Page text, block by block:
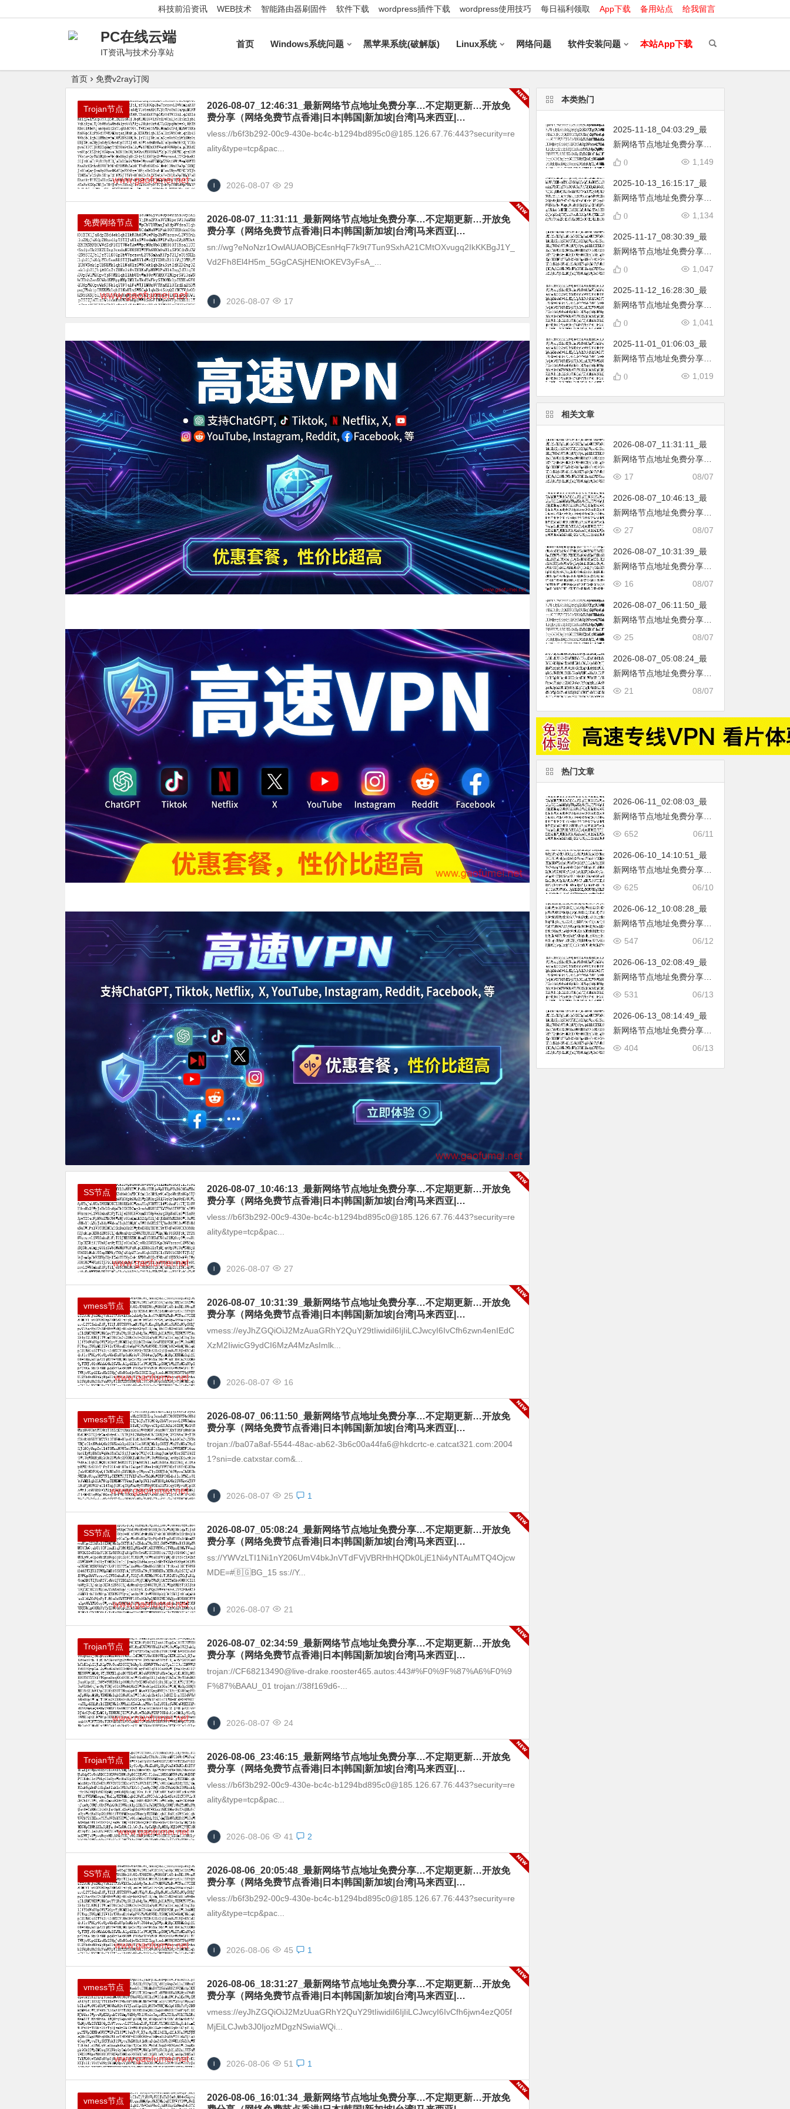
科技前沿资讯 WEB技术 智能路由器刷固件 软件下载 wordpress插件下载 wordpress使用技巧 每日福利领取 App下载 备用站点 给我留言
PC在线云端
IT资讯与技术分享站
首页 Windows系统问题 黑苹果系统(破解版) Linux系统 网络问题 软件安装问题 本站App下载
首页 免费v2ray订阅
Trojan节点
2026-08-07_12:46:31_最新网络节点地址免费分享…不定期更新…开放免
费分享（网络免费节点香港|日本|韩国|新加坡|台湾|马来西亚|…
vless://b6f3b292-00c9-430e-bc4c-b1294bd895c0@185.126.67.76:443?security=re
ality&type=tcp&pac...
2026-08-07 29
免费网络节点
2026-08-07_11:31:11_最新网络节点地址免费分享…不定期更新…开放免
费分享（网络免费节点香港|日本|韩国|新加坡|台湾|马来西亚|…
sn://wg?eNoNzr1OwlAUAOBjCEsnHqF7k9t7Tun9SxhA21CMtOXvugq2IkKKBgJ1Y_
Vd2Fh8El4H5m_5GgCASjHENtOKEV3yFsA_...
2026-08-07 17
SS节点
2026-08-07_10:46:13_最新网络节点地址免费分享…不定期更新…开放免
费分享（网络免费节点香港|日本|韩国|新加坡|台湾|马来西亚|…
vless://b6f3b292-00c9-430e-bc4c-b1294bd895c0@185.126.67.76:443?security=re
ality&type=tcp&pac...
2026-08-07 27
vmess节点
2026-08-07_10:31:39_最新网络节点地址免费分享…不定期更新…开放免
费分享（网络免费节点香港|日本|韩国|新加坡|台湾|马来西亚|…
vmess://eyJhZGQiOiJ2MzAuaGRhY2QuY29tIiwidiI6IjIiLCJwcyI6IvCfh6zwn4enIEdC
XzM2IiwicG9ydCI6MzA4MzAsImlk...
2026-08-07 16
vmess节点
2026-08-07_06:11:50_最新网络节点地址免费分享…不定期更新…开放免
费分享（网络免费节点香港|日本|韩国|新加坡|台湾|马来西亚|…
trojan://ba07a8af-5544-48ac-ab62-3b6c00a44fa6@hkdcrtc-e.catcat321.com:2004
1?sni=de.catxstar.com&...
2026-08-07 25 1
SS节点
2026-08-07_05:08:24_最新网络节点地址免费分享…不定期更新…开放免
费分享（网络免费节点香港|日本|韩国|新加坡|台湾|马来西亚|…
ss://YWVzLTI1Ni1nY206UmV4bkJnVTdFVjVBRHhHQDk0LjE1Ni4yNTAuMTQ4Ojcw
MDE=#🇧🇬BG_15 ss://Y...
2026-08-07 21
Trojan节点
2026-08-07_02:34:59_最新网络节点地址免费分享…不定期更新…开放免
费分享（网络免费节点香港|日本|韩国|新加坡|台湾|马来西亚|…
trojan://CF68213490@live-drake.rooster465.autos:443#%F0%9F%87%A6%F0%9
F%87%BAAU_01 trojan://38f169d6-...
2026-08-07 24
Trojan节点
2026-08-06_23:46:15_最新网络节点地址免费分享…不定期更新…开放免
费分享（网络免费节点香港|日本|韩国|新加坡|台湾|马来西亚|…
vless://b6f3b292-00c9-430e-bc4c-b1294bd895c0@185.126.67.76:443?security=re
ality&type=tcp&pac...
2026-08-06 41 2
SS节点
2026-08-06_20:05:48_最新网络节点地址免费分享…不定期更新…开放免
费分享（网络免费节点香港|日本|韩国|新加坡|台湾|马来西亚|…
vless://b6f3b292-00c9-430e-bc4c-b1294bd895c0@185.126.67.76:443?security=re
ality&type=tcp&pac...
2026-08-06 45 1
vmess节点
2026-08-06_18:31:27_最新网络节点地址免费分享…不定期更新…开放免
费分享（网络免费节点香港|日本|韩国|新加坡|台湾|马来西亚|…
vmess://eyJhZGQiOiJ2MzUuaGRhY2QuY29tIiwidiI6IjIiLCJwcyI6IvCfh6jwn4ezQ05f
MjEiLCJwb3J0IjozMDgzNSwiaWQi...
2026-08-06 51 1
vmess节点
2026-08-06_16:01:34_最新网络节点地址免费分享…不定期更新…开放免
本类热门
2025-11-18_04:03:29_最
新网络节点地址免费分享…
不定期更新…开放免费分享
韩国|新加坡|台湾|马来西亚|
…
1,149
0
2025-10-13_16:15:17_最
新网络节点地址免费分享…
不定期更新…开放免费分享
韩国|新加坡|台湾|马来西亚|
…
1,134
0
2025-11-17_08:30:39_最
新网络节点地址免费分享…
不定期更新…开放免费分享
韩国|新加坡|台湾|马来西亚|
…
1,047
0
2025-11-12_16:28:30_最
新网络节点地址免费分享…
不定期更新…开放免费分享
韩国|新加坡|台湾|马来西亚|
…
1,041
0
2025-11-01_01:06:03_最
新网络节点地址免费分享…
不定期更新…开放免费分享
韩国|新加坡|台湾|马来西亚|
1,019
0
相关文章
2026-08-07_11:31:11_最
新网络节点地址免费分享…
不定期更新…开放免费分享
韩国|新加坡|台湾|马来西亚|
…
08/07
17
2026-08-07_10:46:13_最
新网络节点地址免费分享…
不定期更新…开放免费分享
韩国|新加坡|台湾|马来西亚|
…
08/07
27
2026-08-07_10:31:39_最
新网络节点地址免费分享…
不定期更新…开放免费分享
韩国|新加坡|台湾|马来西亚|
…
08/07
16
2026-08-07_06:11:50_最
新网络节点地址免费分享…
不定期更新…开放免费分享
韩国|新加坡|台湾|马来西亚|
…
08/07
25
2026-08-07_05:08:24_最
新网络节点地址免费分享…
不定期更新…开放免费分享
韩国|新加坡|台湾|马来西亚|
…
08/07
21
热门文章
2026-06-11_02:08:03_最
新网络节点地址免费分享…
不定期更新…开放免费分享
韩国|新加坡|台湾|马来西亚|
…
06/11
652
2026-06-10_14:10:51_最
新网络节点地址免费分享…
不定期更新…开放免费分享
韩国|新加坡|台湾|马来西亚|
…
06/10
625
2026-06-12_10:08:28_最
新网络节点地址免费分享…
不定期更新…开放免费分享
韩国|新加坡|台湾|马来西亚|
…
06/12
547
2026-06-13_02:08:49_最
新网络节点地址免费分享…
不定期更新…开放免费分享
韩国|新加坡|台湾|马来西亚|
…
06/13
531
2026-06-13_08:14:49_最
新网络节点地址免费分享…
不定期更新…开放免费分享
06/13
404